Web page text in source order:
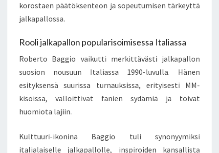
korostaen päätöksenteon ja sopeutumisen tärkeyttä
jalkapallossa.
Rooli jalkapallon popularisoimisessa Italiassa
Roberto Baggio vaikutti merkittävästi jalkapallon
suosion nousuun Italiassa 1990-luvulla. Hänen
esityksensä suurissa turnauksissa, erityisesti MM-
kisoissa, valloittivat fanien sydämiä ja toivat
huomiota lajiin.
Kulttuuri-ikonina Baggio tuli synonyymiksi
italialaiselle jalkapallolle, inspiroiden kansallista